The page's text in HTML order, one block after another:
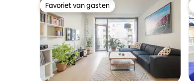
Favoriet van gasten
Favoriet van gasten